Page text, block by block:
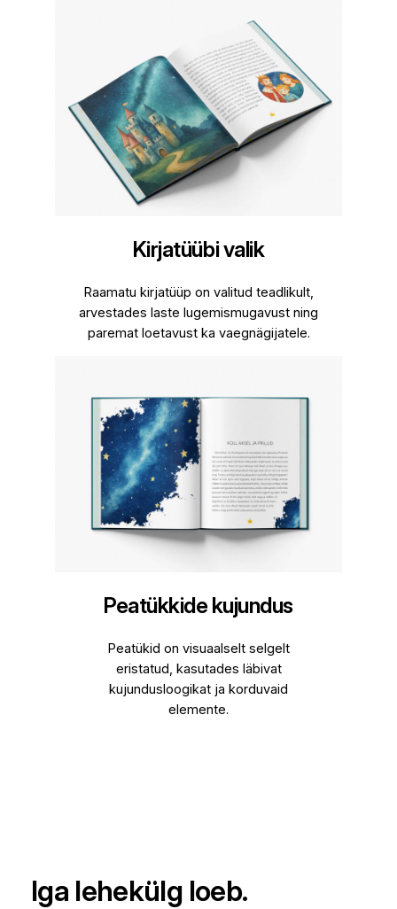
Kirjatüübi valik
Raamatu kirjatüüp on valitud teadlikult,
arvestades laste lugemismugavust ning
paremat loetavust ka vaegnägijatele.
Peatükkide kujundus
Peatükid on visuaalselt selgelt
eristatud, kasutades läbivat
kujundusloogikat ja korduvaid
elemente.
Iga lehekülg loeb.